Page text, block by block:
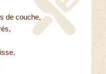
de couche,